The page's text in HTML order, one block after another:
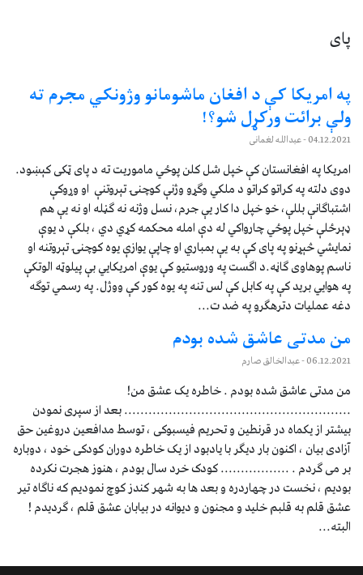
پای
په امریکا کې د افغان ماشومانو وژونکي مجرم ته
ولې برائت ورکړل شو؟!
04.12.2021- عبدالله لغمانی
امریکا په افغانستان کې خپل شل کلن پوځي ماموريت ته د پای ټکی کېښود.
دوی دلته په کراتو کراتو د ملکي وګړو وژنې کوچنۍ تېروتنې او وړوکې
اشتباګانې بللې، خو خپل دا کار یې جرم، نسل وژنه نه ګڼله او نه یې هم
ډېرځلې خپل پوځي چارواکي له دې امله محکمه کړي دي ، بلکې د يوې
نمايشي څېړنو په پای کې به یې بمباري او چاپې یوازې یوه کوچنۍ تېروتنه او
ناسم پوهاوی ګاڼه.د اګست په وروستیو کې یوې امریکايي بې پیلوټه الوتکې
په هوايي بريد کې په کابل کې لس تنه په يوه کور کې ووژل. په رسمي توګه
دغه عمليات دترهګرو په ضد ت...
من مدتی عاشق شده بودم
06.12.2021- عبدالخالق صارم
من مدتی عاشق شده بودم . خاطره یک عشق من!
........................................................ بعد از سپری نمودن
بیشتر از یکماه در قرنطین و تحریم فیسبوکی ، توسط مدافعین دروغین حق
آزادی بیان ، اکنون بار دیگر با یادبود از یک خاطره دوران کودکی خود ، دوباره
بر می گردم . ................. کودک خرد سال بودم ، هنوز هجرت نکرده
بودیم ، نخست در چهاردره و بعد ها به شهر کندز کوچ نمودیم که ناگاه تیر
عشق قلم به قلبم خلید و مجنون و دیوانه در بیابان عشق قلم ، گردیدم !
البته...